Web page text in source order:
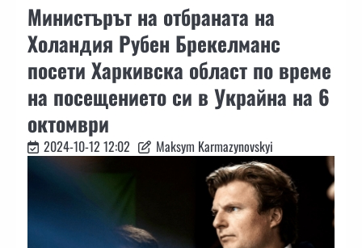
Министърът на отбраната на
Холандия Рубен Брекелманс
посети Харкивска област по време
на посещението си в Украйна на 6
октомври
2024-10-12 12:02 Maksym Karmazynovskyi